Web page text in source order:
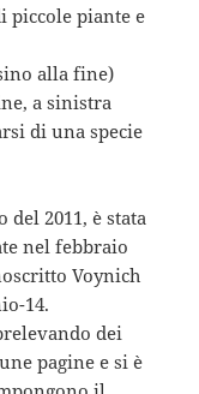
piccole piante e
alla fine)
a sinistra
di una specie
2011, è stata
nel febbraio
Voynich
14.
dei
pagine e si è